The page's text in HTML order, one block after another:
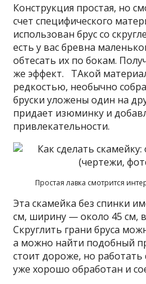
Конструкция простая, но
счет специфического
использован брус со
есть у вас бревна
обтесать их по бокам.
же эффект. ТАкой
редкостью, необычно
бруски уложены один на
придает изюминку и
привлекательности.
Простая лавка смотрится
Эта скамейка без спинки
см, ширину — около 45 см,
Скруглить грани бруса
а можно найти подобный
стоит дороже, но
уже хорошо обработан и